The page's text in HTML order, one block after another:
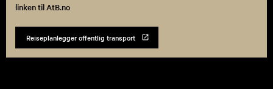
linken til AtB.no
Reiseplanlegger offentlig transport